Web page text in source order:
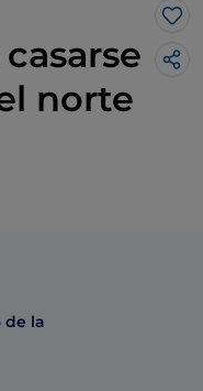
norte
Me
de la